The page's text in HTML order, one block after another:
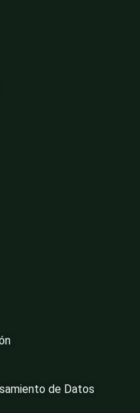
de Datos